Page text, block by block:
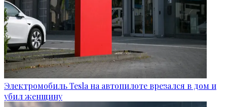
Электромобиль Tesla на автопилоте врезался в дом и
убил женщину